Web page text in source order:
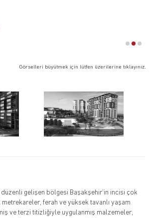
Görselleri büyütmek için lütfen üzerilerine tıklayınız.
düzenli gelişen bölgesi Başakşehir’in incisi çok
ferah ve yüksek tavanlı yaşam
ve terzi titizliğiyle uygulanmış malzemeler,